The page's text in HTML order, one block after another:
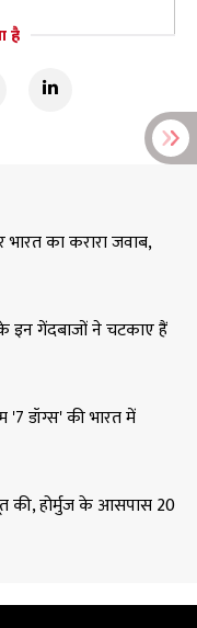
है
का करारा जवाब,
इन गेंदबाजों ने चटकाए हैं
'7 डॉग्स' की भारत में
की, होर्मुज के आसपास 20